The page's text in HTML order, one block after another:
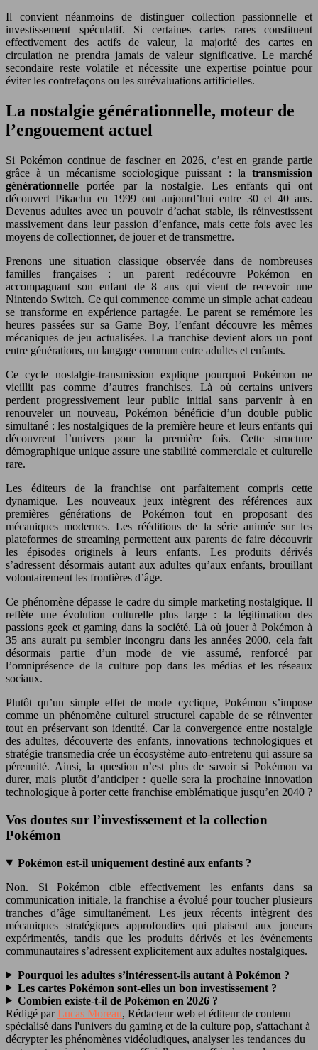
Il convient néanmoins de distinguer collection passionnelle et
investissement spéculatif. Si certaines cartes rares constituent
effectivement des actifs de valeur, la majorité des cartes en
circulation ne prendra jamais de valeur significative. Le marché
secondaire reste volatile et nécessite une expertise pointue pour
éviter les contrefaçons ou les surévaluations artificielles.
La nostalgie générationnelle, moteur de
l’engouement actuel
Si Pokémon continue de fasciner en 2026, c’est en grande partie
grâce à un mécanisme sociologique puissant : la transmission
générationnelle portée par la nostalgie. Les enfants qui ont
découvert Pikachu en 1999 ont aujourd’hui entre 30 et 40 ans.
Devenus adultes avec un pouvoir d’achat stable, ils réinvestissent
massivement dans leur passion d’enfance, mais cette fois avec les
moyens de collectionner, de jouer et de transmettre.
Prenons une situation classique observée dans de nombreuses
familles françaises : un parent redécouvre Pokémon en
accompagnant son enfant de 8 ans qui vient de recevoir une
Nintendo Switch. Ce qui commence comme un simple achat cadeau
se transforme en expérience partagée. Le parent se remémore les
heures passées sur sa Game Boy, l’enfant découvre les mêmes
mécaniques de jeu actualisées. La franchise devient alors un pont
entre générations, un langage commun entre adultes et enfants.
Ce cycle nostalgie-transmission explique pourquoi Pokémon ne
vieillit pas comme d’autres franchises. Là où certains univers
perdent progressivement leur public initial sans parvenir à en
renouveler un nouveau, Pokémon bénéficie d’un double public
simultané : les nostalgiques de la première heure et leurs enfants qui
découvrent l’univers pour la première fois. Cette structure
démographique unique assure une stabilité commerciale et culturelle
rare.
Les éditeurs de la franchise ont parfaitement compris cette
dynamique. Les nouveaux jeux intègrent des références aux
premières générations de Pokémon tout en proposant des
mécaniques modernes. Les rééditions de la série animée sur les
plateformes de streaming permettent aux parents de faire découvrir
les épisodes originels à leurs enfants. Les produits dérivés
s’adressent désormais autant aux adultes qu’aux enfants, brouillant
volontairement les frontières d’âge.
Ce phénomène dépasse le cadre du simple marketing nostalgique. Il
reflète une évolution culturelle plus large : la légitimation des
passions geek et gaming dans la société. Là où jouer à Pokémon à
35 ans aurait pu sembler incongru dans les années 2000, cela fait
désormais partie d’un mode de vie assumé, renforcé par
l’omniprésence de la culture pop dans les médias et les réseaux
sociaux.
Plutôt qu’un simple effet de mode cyclique, Pokémon s’impose
comme un phénomène culturel structurel capable de se réinventer
tout en préservant son identité. Car la convergence entre nostalgie
des adultes, découverte des enfants, innovations technologiques et
stratégie transmedia crée un écosystème auto-entretenu qui assure sa
pérennité. Ainsi, la question n’est plus de savoir si Pokémon va
durer, mais plutôt d’anticiper : quelle sera la prochaine innovation
technologique à porter cette franchise emblématique jusqu’en 2040 ?
Vos doutes sur l’investissement et la collection
Pokémon
Pokémon est-il uniquement destiné aux enfants ?
Non. Si Pokémon cible effectivement les enfants dans sa
communication initiale, la franchise a évolué pour toucher plusieurs
tranches d’âge simultanément. Les jeux récents intègrent des
mécaniques stratégiques approfondies qui plaisent aux joueurs
expérimentés, tandis que les produits dérivés et les événements
communautaires s’adressent explicitement aux adultes nostalgiques.
Pourquoi les adultes s’intéressent-ils autant à Pokémon ?
Les cartes Pokémon sont-elles un bon investissement ?
Combien existe-t-il de Pokémon en 2026 ?
Rédigé parLucas Moreau, Rédacteur web et éditeur de contenu
spécialisé dans l'univers du gaming et de la culture pop, s'attachant à
décrypter les phénomènes vidéoludiques, analyser les tendances du